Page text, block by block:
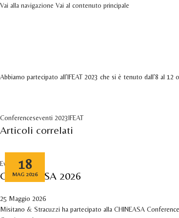
Vai alla navigazione Vai al contenuto principale
Abbiamo partecipato all’IFEAT 2023 che si è tenuto dall’8 al
Conferenceseventi 2023IFEAT
Articoli correlati
18
MAG 2026
Eventi
CHINAEASA 2026
25 Maggio 2026
Misitano & Stracuzzi ha partecipato alla CHINEASA